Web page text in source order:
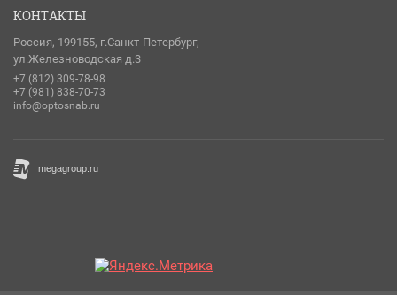
КОНТАКТЫ
Россия, 199155, г.Санкт-Петербург,
ул.Железноводская д.3
+7 (812) 309-78-98
+7 (981) 838-70-73
info@optosnab.ru